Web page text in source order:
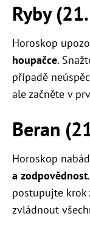
Ryby
Horoskop
houpačce.
případě
ale začněte v
Beran
Horoskop
a zodpovědnost
postupujte krok
zvládnout